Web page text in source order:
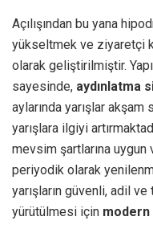
Açılışından bu yana
yükseltmek ve ziyaretçi
olarak geliştirilmiştir.
sayesinde, aydınlatma
aylarında yarışlar
yarışlara ilgiyi
mevsim şartlarına
periyodik olarak
yarışların güvenli, adil
yürütülmesi için modern